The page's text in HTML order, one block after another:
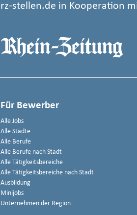
rz-stellen.de in Kooperation
Für Bewerber
Alle Jobs
Alle Städte
Alle Berufe
Alle Berufe nach Stadt
Alle Tätigkeitsbereiche
Alle Tätigkeitsbereiche nach Stadt
Ausbildung
Minijobs
Unternehmen der Region